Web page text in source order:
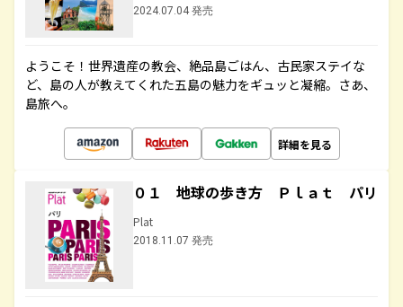
2024.07.04 発売
ようこそ！世界遺産の教会、絶品島ごはん、古民家ステイな
ど、島の人が教えてくれた五島の魅力をギュッと凝縮。さあ、
島旅へ。
詳細を見る
０１ 地球の歩き方 Ｐｌａｔ パリ
Plat
2018.11.07 発売